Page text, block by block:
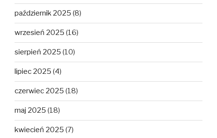
październik 2025 (8)
wrzesień 2025 (16)
sierpień 2025 (10)
lipiec 2025 (4)
czerwiec 2025 (18)
maj 2025 (18)
kwiecień 2025 (7)